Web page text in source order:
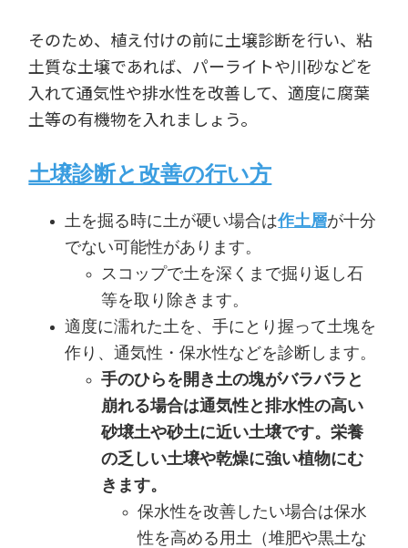
そのため、植え付けの前に土壌診断を行い、粘
土質な土壌であれば、パーライトや川砂などを
入れて通気性や排水性を改善して、適度に腐葉
土等の有機物を入れましょう。
土壌診断と改善の行い方
土を掘る時に土が硬い場合は作土層が十分
でない可能性があります。
スコップで土を深くまで掘り返し石
等を取り除きます。
適度に濡れた土を、手にとり握って土塊を
作り、通気性・保水性などを診断します。
手のひらを開き土の塊がバラバラと
崩れる場合は通気性と排水性の高い
砂壌土や砂土に近い土壌です。栄養
の乏しい土壌や乾燥に強い植物にむ
きます。
保水性を改善したい場合は保水
性を高める用土（堆肥や黒土な